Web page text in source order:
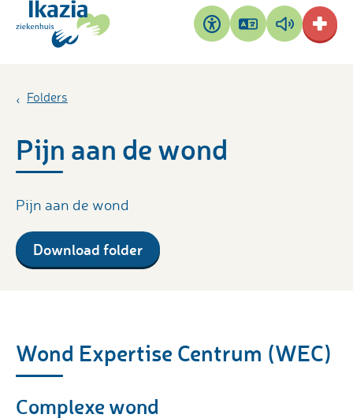
Toegankelijkheid
Pagina
vertalen
Pagina
voorlezen
Folders
Pijn aan de wond
Pijn aan de wond
Download folder
Wond Expertise Centrum (WEC)
Complexe wond